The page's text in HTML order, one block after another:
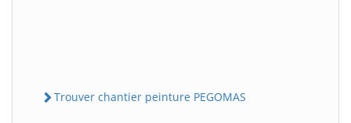
Trouver chantier peinture PEGOMAS